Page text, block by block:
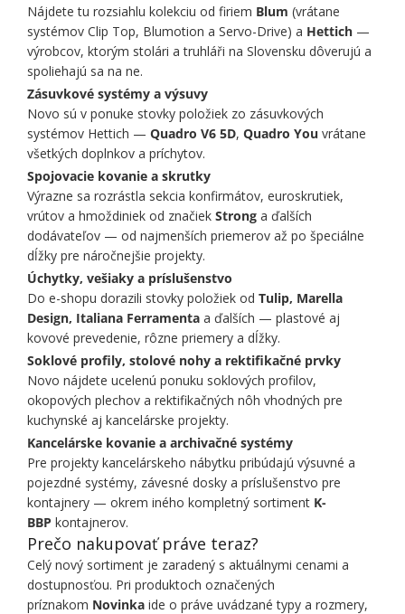
Nájdete tu rozsiahlu kolekciu od firiem Blum (vrátane
systémov Clip Top, Blumotion a Servo-Drive) a Hettich —
výrobcov, ktorým stolári a truhláři na Slovensku dôverujú a
spoliehajú sa na ne.
Zásuvkové systémy a výsuvy
Novo sú v ponuke stovky položiek zo zásuvkových
systémov Hettich — Quadro V6 5D, Quadro You vrátane
všetkých doplnkov a príchytov.
Spojovacie kovanie a skrutky
Výrazne sa rozrástla sekcia konfirmátov, euroskrutiek,
vrútov a hmoždiniek od značiek Strong a ďalších
dodávateľov — od najmenších priemerov až po špeciálne
dĺžky pre náročnejšie projekty.
Úchytky, vešiaky a príslušenstvo
Do e-shopu dorazili stovky položiek od Tulip, Marella
Design, Italiana Ferramenta a ďalších — plastové aj
kovové prevedenie, rôzne priemery a dĺžky.
Soklové profily, stolové nohy a rektifikačné prvky
Novo nájdete ucelenú ponuku soklových profilov,
okopových plechov a rektifikačných nôh vhodných pre
kuchynské aj kancelárske projekty.
Kancelárske kovanie a archivačné systémy
Pre projekty kancelárskeho nábytku pribúdajú výsuvné a
pojezdné systémy, závesné dosky a príslušenstvo pre
kontajnery — okrem iného kompletný sortiment K-
BBP kontajnerov.
Prečo nakupovať práve teraz?
Celý nový sortiment je zaradený s aktuálnymi cenami a
dostupnosťou. Pri produktoch označených
príznakom Novinka ide o práve uvádzané typy a rozmery,